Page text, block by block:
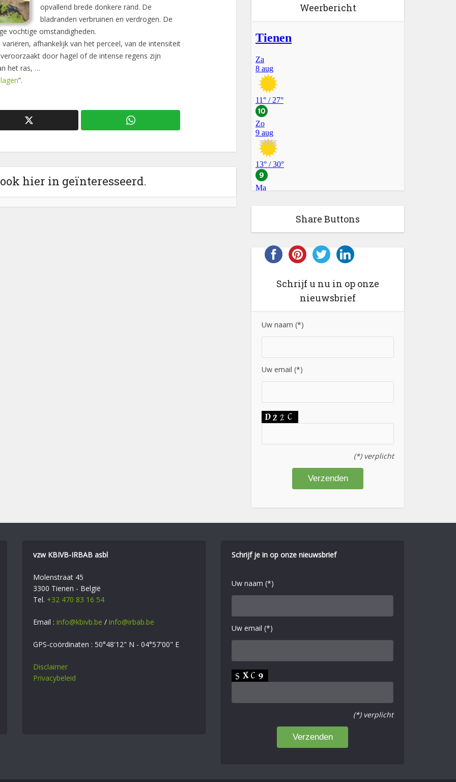
opvallend brede donkere rand. De
bladranden verbruinen en verdrogen. De
vochtige omstandigheden.
afhankelijk van het perceel, van de intensiteit
door hagel of de intense regens zijn
het ras, …
”.
hier in geïnteresseerd.
Weerbericht
Share Buttons
Schrijf u nu in op onze
nieuwsbrief
Uw naam (*)
Uw email (*)
(*) verplicht
vzw KBIVB-IRBAB asbl
Molenstraat 45
3300 Tienen - België
Tel. +32 470 83 16 54
Email : info@kbivb.be / info@irbab.be
GPS-coördinaten : 50°48'12" N - 04°57'00" E
Disclaimer
Privacybeleid
Schrijf je in op onze nieuwsbrief
Uw naam (*)
Uw email (*)
(*) verplicht